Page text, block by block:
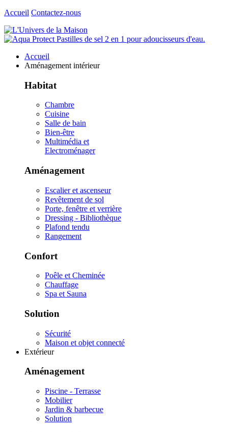
Accueil Contactez-nous
Accueil
Aménagement intérieur
Habitat
Chambre
Cuisine
Salle de bain
Bien-être
Multimédia et
Electroménager
Aménagement
Escalier et ascenseur
Revêtement de sol
Porte, fenêtre et verrière
Dressing - Bibliothèque
Plafond tendu
Rangement
Confort
Poêle et Cheminée
Chauffage
Spa et Sauna
Solution
Sécurité
Maison et objet connecté
Extérieur
Aménagement
Piscine - Terrasse
Mobilier
Jardin & barbecue
Solution